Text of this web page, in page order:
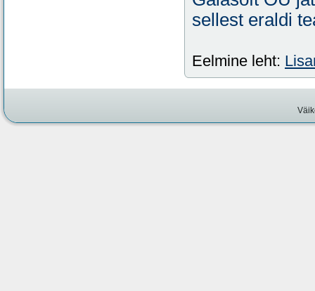
sellest eraldi
Eelmine leht: